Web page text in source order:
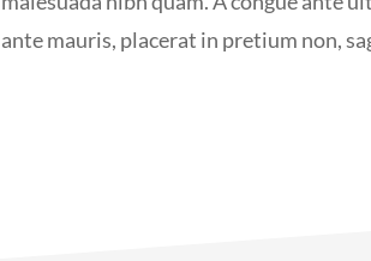
ante mauris, placerat in pretium non,